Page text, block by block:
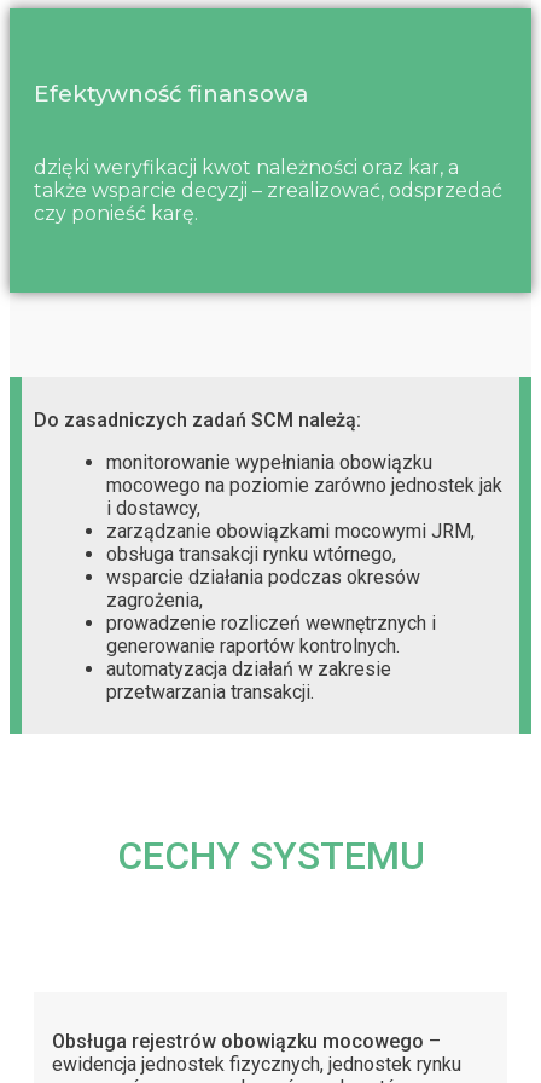
Efektywność finansowa
dzięki weryfikacji kwot należności oraz kar, a
także wsparcie decyzji – zrealizować, odsprzedać
czy ponieść karę.
Do zasadniczych zadań SCM należą:
monitorowanie wypełniania obowiązku
mocowego na poziomie zarówno jednostek jak
i dostawcy,
zarządzanie obowiązkami mocowymi JRM,
obsługa transakcji rynku wtórnego,
wsparcie działania podczas okresów
zagrożenia,
prowadzenie rozliczeń wewnętrznych i
generowanie raportów kontrolnych.
automatyzacja działań w zakresie
przetwarzania transakcji.
CECHY SYSTEMU
Obsługa rejestrów obowiązku mocowego –
ewidencja jednostek fizycznych, jednostek rynku